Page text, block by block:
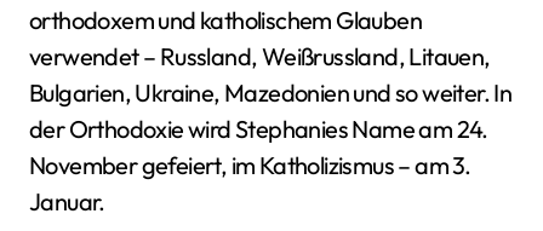
orthodoxem und katholischem Glauben
verwendet – Russland, Weißrussland, Litauen,
Bulgarien, Ukraine, Mazedonien und so weiter. In
der Orthodoxie wird Stephanies Name am 24.
November gefeiert, im Katholizismus – am 3.
Januar.